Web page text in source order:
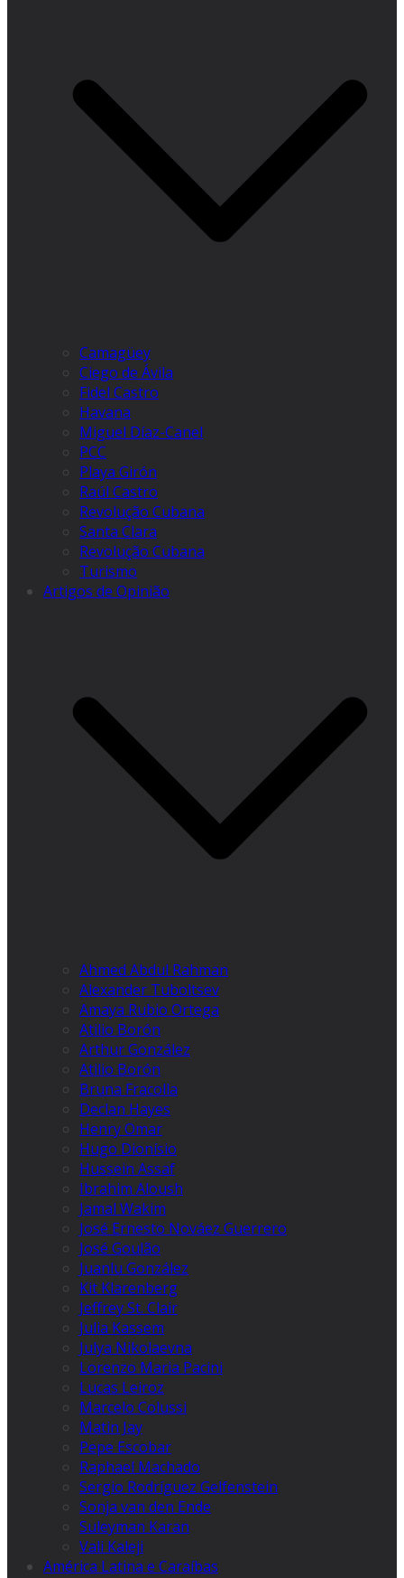
Camagüey
Ciego de Ávila
Fidel Castro
Havana
Miguel Díaz-Canel
PCC
Playa Girón
Raúl Castro
Revolução Cubana
Santa Clara
Revolução Cubana
Turismo
Artigos de Opinião
Ahmed Abdul Rahman
Alexander Tuboltsev
Amaya Rubio Ortega
Atilio Borón
Arthur González
Atilio Borón
Bruna Fracolla
Declan Hayes
Henry Omar
Hugo Dionísio
Hussein Assaf
Ibrahim Aloush
Jamal Wakim
José Ernesto Nováez Guerrero
José Goulão
Juanlu González
Kit Klarenberg
Jeffrey St. Clair
Julia Kassem
Julya Nikolaevna
Lorenzo Maria Pacini
Lucas Leiroz
Marcelo Colussi
Matin Jay
Pepe Escobar
Raphael Machado
Sergio Rodríguez Gelfenstein
Sonja van den Ende
Suleyman Karan
Vali Kaleji
América Latina e Caraíbas